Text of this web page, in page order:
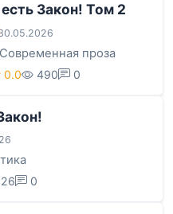
Закон! Том 2
Современная проза
0.0 490 0
0